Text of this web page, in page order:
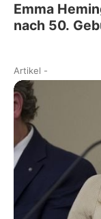
Emma
nach 50.
Artikel -